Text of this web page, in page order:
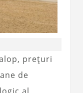
prețuri
de